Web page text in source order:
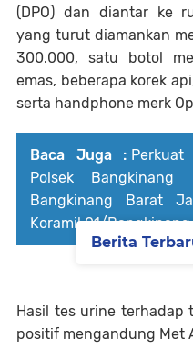
(DPO) dan diantar ke
yang turut diamankan
300.000, satu botol
emas, beberapa korek
serta handphone merk
Baca Juga : Perkuat
Polsek
Bangkinang Barat
Koramil 01/Bangkinang
Hasil tes urine terhadap
positif mengandung Met
Berita